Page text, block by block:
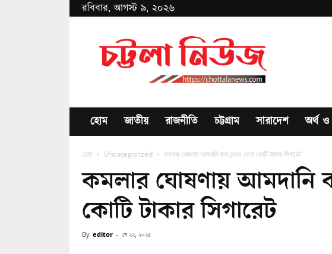
রবিবার, আগস্ট ৯, ২০২৬
Chottala
News
হোম জাতীয় রাজনীতি চট্টগ্রাম সারাদেশ অর্থ ও
হোম Uncategorized কমলার ঘোষণায় আমদানি করা বন্দরে এলো কোটি টাকার সিগারেট
কমলার ঘোষণায় আমদানি
কোটি টাকার সিগারেট
By editor - মে ২২, ২০২৫